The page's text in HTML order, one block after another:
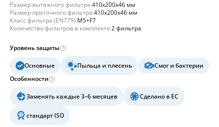
Размер вытяжного фильтра:410x200x46 мм
Размер приточного фильтра:410x200x46 мм
Класс фильтра (EN779):M5+F7
Количество фильтров в комплекте:2 фильтра
Уровень защиты
Основные Пыльца и плесень
Смог и бактерии
Особенности
Заменять каждые 3–6 месяцев Сделано в ЕС
стандарт ISO